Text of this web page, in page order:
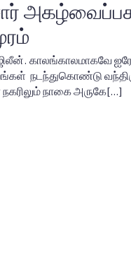
காலங்காலமாகவே
நடந்துகொண்டு
நாகை அருகே[…]